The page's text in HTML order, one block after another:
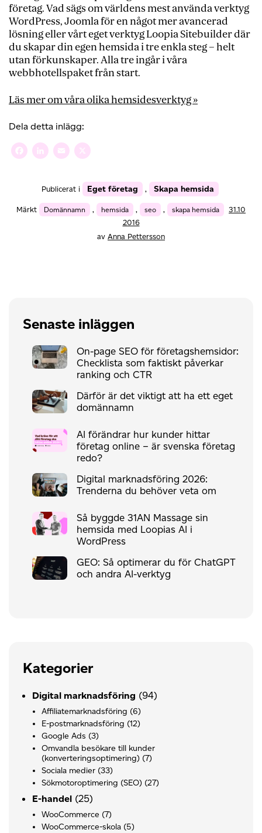
företag. Vad sägs om världens mest använda verktyg
WordPress, Joomla för en något mer avancerad
lösning eller vårt eget verktyg Loopia Sitebuilder där
du skapar din egen hemsida i tre enkla steg – helt
utan förkunskaper. Alla tre ingår i våra
webbhotellspaket från start.
Läs mer om våra olika hemsidesverktyg »
Dela detta inlägg:
Facebook
LinkedIn
Email
Publicerat i Eget företag , Skapa hemsida
Märkt Domännamn , hemsida , seo , skapa hemsida
31.10
2016
av Anna Pettersson
Senaste inläggen
On-page SEO för företagshemsidor:
Checklista som faktiskt påverkar
ranking och CTR
Därför är det viktigt att ha ett eget
domännamn
AI förändrar hur kunder hittar
företag online – är svenska företag
redo?
Digital marknadsföring 2026:
Trenderna du behöver veta om
Så byggde 31AN Massage sin
hemsida med Loopias AI i
WordPress
GEO: Så optimerar du för ChatGPT
och andra AI-verktyg
Kategorier
Digital marknadsföring (94)
Affiliatemarknadsföring (6)
E-postmarknadsföring (12)
Google Ads (3)
Omvandla besökare till kunder
(konverteringsoptimering) (7)
Sociala medier (33)
Sökmotoroptimering (SEO) (27)
E-handel (25)
WooCommerce (7)
WooCommerce-skola (5)